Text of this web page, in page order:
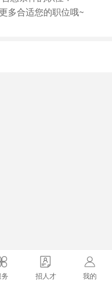
多合适您的职位哦~
招人才 我的